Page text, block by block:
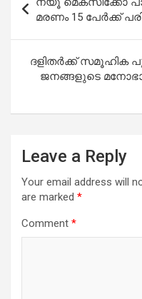
navigation
മരണം 15 പേർക്ക്
ദളിതര്‍ക്ക് സമൂഹിക
ജനങ്ങളുടെ
Leave a Reply
Your email address will
are marked *
Comment *